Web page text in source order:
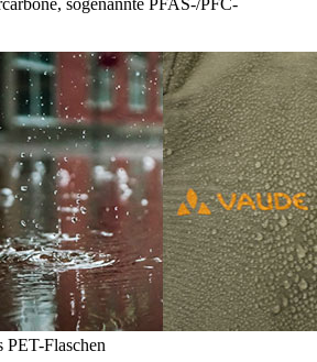
sogenannte PFAS-/PFC-
PET-Flaschen